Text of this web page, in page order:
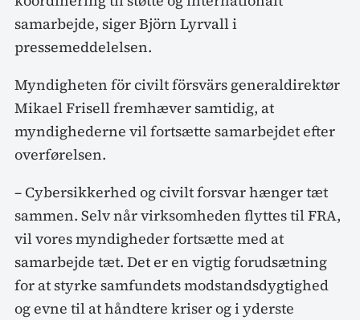
samarbejde, siger Björn Lyrvall i
pressemeddelelsen.
Myndigheten för civilt försvärs generaldirektør
Mikael Frisell fremhæver samtidig, at
myndighederne vil fortsætte samarbejdet efter
overførelsen.
– Cybersikkerhed og civilt forsvar hænger tæt
sammen. Selv når virksomheden flyttes til FRA,
vil vores myndigheder fortsætte med at
samarbejde tæt. Det er en vigtig forudsætning
for at styrke samfundets modstandsdygtighed
og evne til at håndtere kriser og i yderste